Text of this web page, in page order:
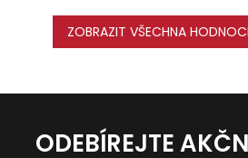
ZOBRAZIT VŠECHNA
ODEBÍREJTE